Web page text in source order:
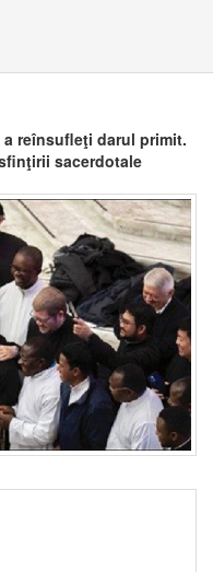
reînsufleţi darul primit.
sacerdotale